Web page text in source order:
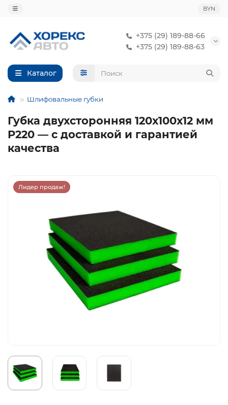
BYN
+375 (29) 189-88-66
+375 (29) 189-88-63
Каталог
Шлифовальные губки
Губка двухсторонняя 120х100х12 мм
P220 — с доставкой и гарантией
качества
Лидер продаж!